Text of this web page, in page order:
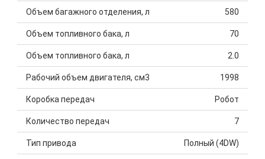
Объем багажного отделения, л 580
Объем топливного бака, л 70
Объем топливного бака, л 2.0
Рабочий объем двигателя, см3 1998
Коробка передач Робот
Количество передач 7
Тип привода Полный (4DW)